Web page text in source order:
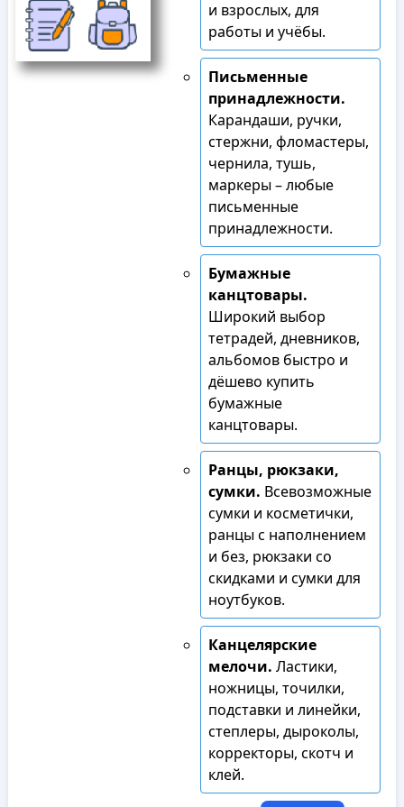
и взрослых, для
работы и учёбы.
Письменные
принадлежности.
Карандаши, ручки,
стержни, фломастеры,
чернила, тушь,
маркеры – любые
письменные
принадлежности.
Бумажные
канцтовары.
Широкий выбор
тетрадей, дневников,
альбомов быстро и
дёшево купить
бумажные
канцтовары.
Ранцы, рюкзаки,
сумки. Всевозможные
сумки и косметички,
ранцы с наполнением
и без, рюкзаки со
скидками и сумки для
ноутбуков.
Канцелярские
мелочи. Ластики,
ножницы, точилки,
подставки и линейки,
степлеры, дыроколы,
корректоры, скотч и
клей.